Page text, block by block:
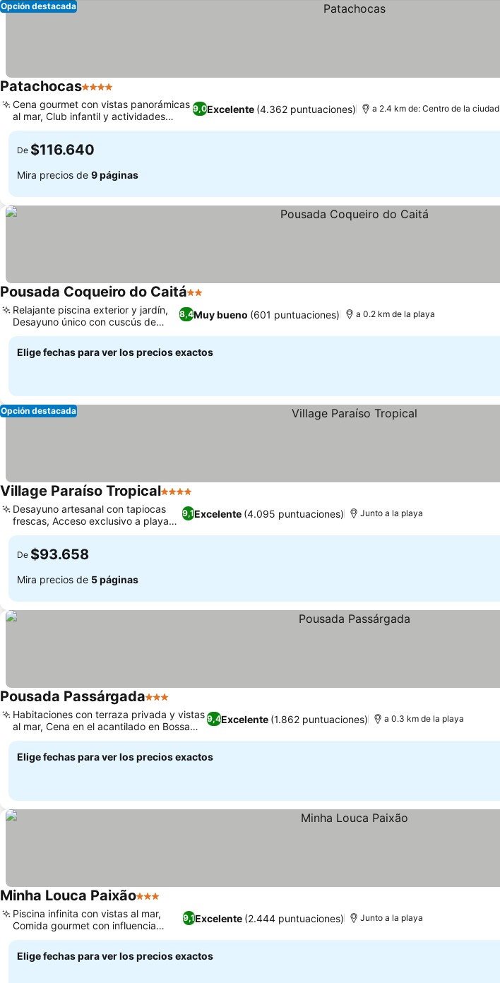
Opción destacada
Patachocas4 Estrellas
9,0Excelente (4.362 puntuaciones)
Cena gourmet con vistas panorámicas
al mar, Club infantil y actividades
dedicadas
a 2.4 km de: Centro de la ciudad
De $116.640
Mira precios de 9 páginas
Pousada Coqueiro do Caitá2 Estrellas
8,4Muy bueno (601 puntuaciones)
Relajante piscina exterior y jardín,
Desayuno único con cuscús de
tapioca
a 0.2 km de la playa
Elige fechas para ver los precios exactos
Opción destacada
Village Paraíso Tropical4 Estrellas
9,1Excelente (4.095 puntuaciones)
Desayuno artesanal con tapiocas
frescas, Acceso exclusivo a playa
privada
Junto a la playa
De $93.658
Mira precios de 5 páginas
Pousada Passárgada3 Estrellas
9,4Excelente (1.862 puntuaciones)
Habitaciones con terraza privada y vistas
al mar, Cena en el acantilado en Bossa
Nova Bistrô
a 0.3 km de la playa
Elige fechas para ver los precios exactos
Minha Louca Paixão3 Estrellas
9,1Excelente (2.444 puntuaciones)
Piscina infinita con vistas al mar,
Comida gourmet con influencia
portuguesa
Junto a la playa
Elige fechas para ver los precios exactos